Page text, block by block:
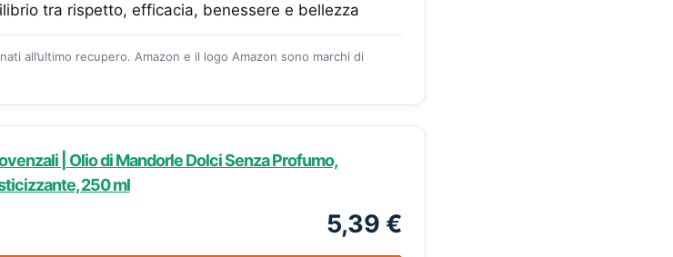
tra rispetto, efficacia, benessere e bellezza
all’ultimo recupero. Amazon e il logo Amazon sono marchi di
| Olio di Mandorle Dolci Senza Profumo,
250 ml
5,39 €